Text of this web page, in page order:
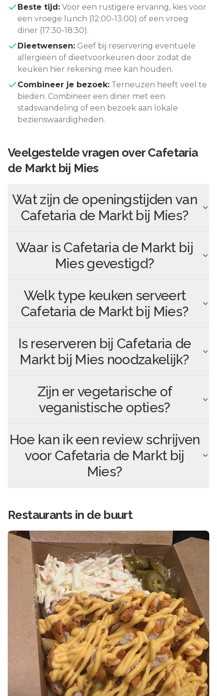
Beste tijd: Voor een rustigere ervaring, kies voor
een vroege lunch (12:00-13:00) of een vroeg
diner (17:30-18:30).
Dieetwensen: Geef bij reservering eventuele
allergieën of dieetvoorkeuren door zodat de
keuken hier rekening mee kan houden.
Combineer je bezoek: Terneuzen heeft veel te
bieden. Combineer een diner met een
stadswandeling of een bezoek aan lokale
bezienswaardigheden.
Veelgestelde vragen overCafetaria
de Markt bij Mies
Wat zijn de openingstijden van
Cafetaria de Markt bij Mies?
Waar is Cafetaria de Markt bij
Miesgevestigd?
Welk type keuken serveert
Cafetaria de Markt bij Mies?
Is reserveren bij Cafetaria de
Markt bij Mies noodzakelijk?
Zijn er vegetarische of
veganistische opties?
Hoe kan ik een review schrijven
voor Cafetaria de Markt bij
Mies?
Restaurants in de buurt